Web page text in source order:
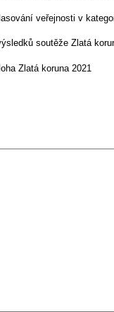
veřejnosti v
soutěže Zlatá
Zlatá koruna 2021